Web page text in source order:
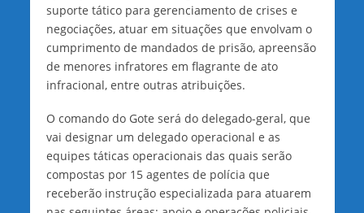
suporte tático para gerenciamento de crises e
negociações, atuar em situações que envolvam o
cumprimento de mandados de prisão, apreensão
de menores infratores em flagrante de ato
infracional, entre outras atribuições.
O comando do Gote será do delegado-geral, que
vai designar um delegado operacional e as
equipes táticas operacionais das quais serão
compostas por 15 agentes de polícia que
receberão instrução especializada para atuarem